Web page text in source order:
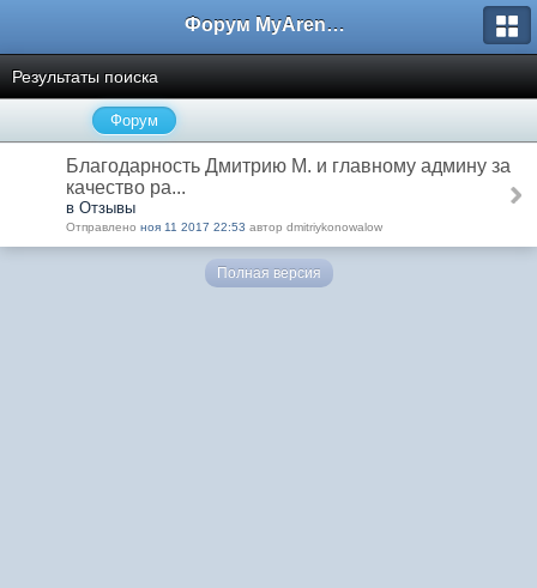
Форум MyArena.ru
Результаты поиска
Форум
Благодарность Дмитрию М. и главному админу за
качество ра...
в Отзывы
Отправлено ноя 11 2017 22:53 автор dmitriykonowalow
Полная версия